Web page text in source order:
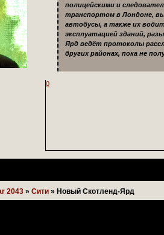
полицейскими и
транспортом в Лондоне,
автобусы, а также их
эксплуатацией зданий,
Ярд ведёт протоколы
других районах, пока не
0
2043 »Сити »Новый Скотленд-Ярд